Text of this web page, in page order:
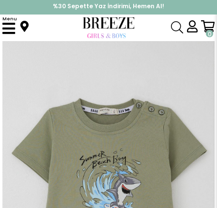
%30 Sepette Yaz İndirimi, Hemen Al!
İndirimlere ek %10 İndirimi Kap, Hemen Üye Ol!
0
Menu
Anasayfa Üst Giyim Tişört Erkek Çocuk Tişört Sörfçü Sevimli Köpek Balığı Baskılı Haki Yeşil (1.5-5 Yaş)